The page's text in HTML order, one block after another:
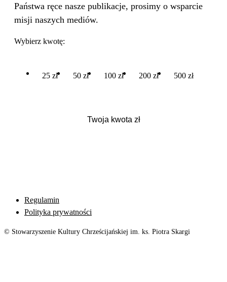
Państwa ręce nasze publikacje, prosimy o wsparcie
misji naszych mediów.
Wybierz kwotę:
25 zł 50 zł 100 zł 200 zł 500 zł
Regulamin
Polityka prywatności
© Stowarzyszenie Kultury Chrześcijańskiej im. ks. Piotra Skargi